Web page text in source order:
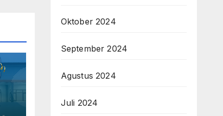
Oktober 2024
September 2024
Agustus 2024
Juli 2024